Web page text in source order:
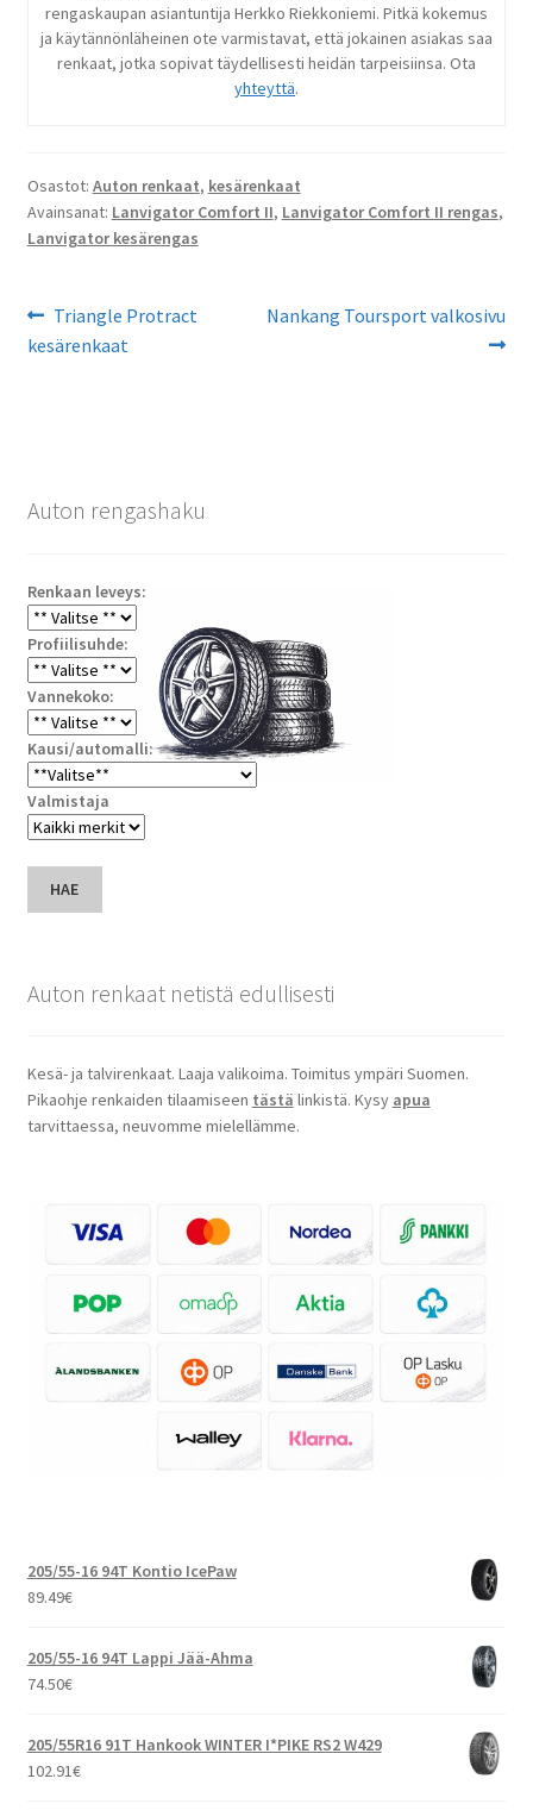
rengaskaupan asiantuntija Herkko Riekkoniemi. Pitkä kokemus
ja käytännönläheinen ote varmistavat, että jokainen asiakas saa
renkaat, jotka sopivat täydellisesti heidän tarpeisiinsa. Ota
yhteyttä.
Osastot: Auton renkaat, kesärenkaat
Avainsanat: Lanvigator Comfort II, Lanvigator Comfort II rengas,
Lanvigator kesärengas
Artikkelien
selaus
Edellinen
artikkeli
Triangle Protract
kesärenkaat
Seuraava
Nankang Toursport valkosivu
Auton rengashaku
Renkaan leveys:
Profiilisuhde:
Vannekoko:
Kausi/automalli:
Valmistaja
HAE
Auton renkaat netistä edullisesti
Kesä- ja talvirenkaat. Laaja valikoima. Toimitus ympäri Suomen.
Pikaohje renkaiden tilaamiseen tästä linkistä. Kysy apua
tarvittaessa, neuvomme mielellämme.
205/55-16 94T Kontio IcePaw
89.49€
205/55-16 94T Lappi Jää-Ahma
74.50€
205/55R16 91T Hankook WINTER I*PIKE RS2 W429
102.91€